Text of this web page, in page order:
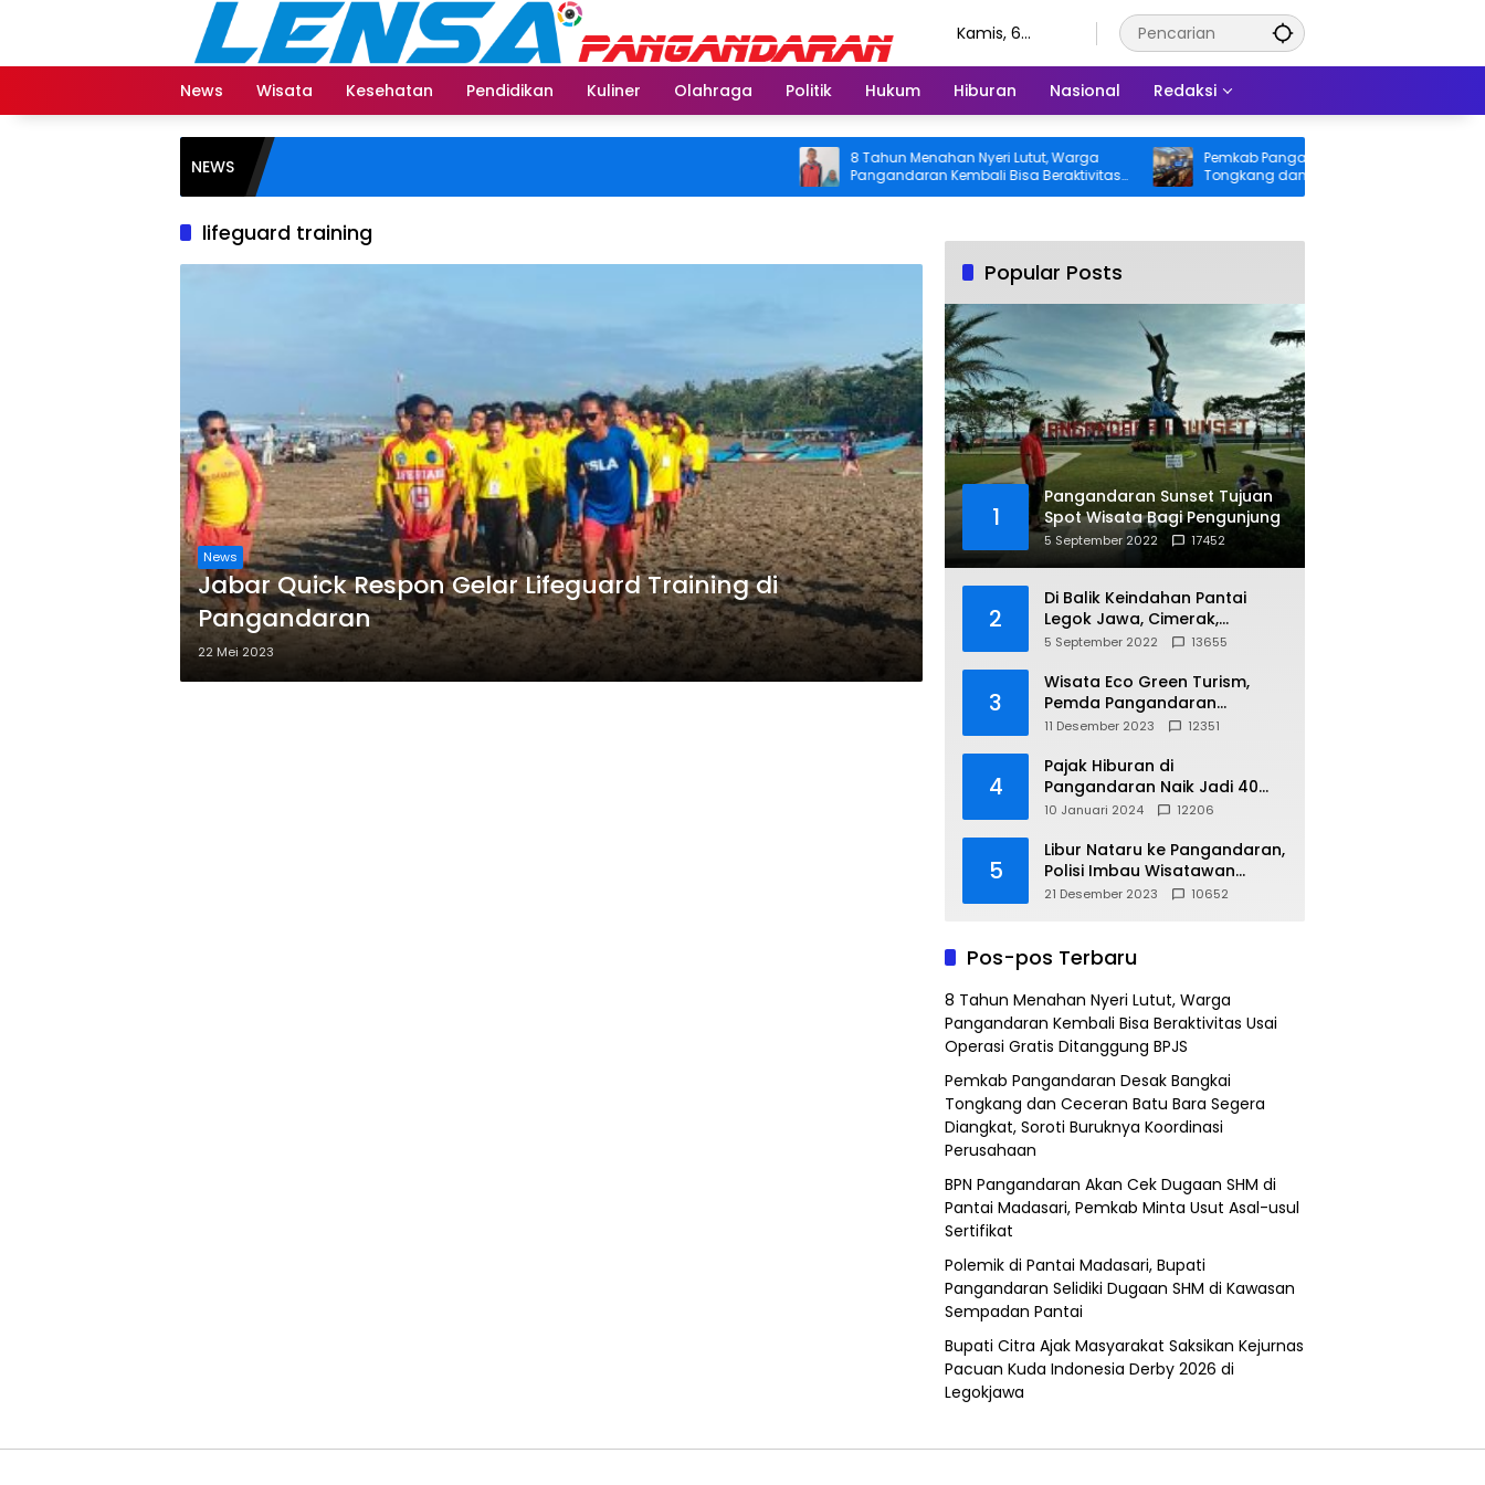
Kamis, 6
News
Wisata Kesehatan Pendidikan Kuliner Olahraga Politik Hukum Hiburan Nasional Redaksi
NEWS
8 Tahun Menahan Nyeri Lutut, Warga
Pangandaran Kembali Bisa Beraktivitas
Usai Operasi Gratis Ditanggung BPJS
Pemkab Pangandaran Desak Bangkai
Tongkang dan Ceceran Batu Bara
Segera Diangkat, Soroti Buruknya
lifeguard training
News
Jabar Quick Respon Gelar Lifeguard Training di
Pangandaran
22 Mei 2023
Popular Posts
1
Pangandaran Sunset Tujuan
Spot Wisata Bagi Pengunjung
5 September 2022 17452
2
Di Balik Keindahan Pantai
Legok Jawa, Cimerak,
Pangandaran
5 September 2022 13655
3
Wisata Eco Green Turism,
Pemda Pangandaran
Gandeng PLN
11 Desember 2023 12351
4
Pajak Hiburan di
Pangandaran Naik Jadi 40
Persen
10 Januari 2024 12206
5
Libur Nataru ke Pangandaran,
Polisi Imbau Wisatawan
Gunakan Jalur Arteri
21 Desember 2023 10652
Pos-pos Terbaru
8 Tahun Menahan Nyeri Lutut, Warga
Pangandaran Kembali Bisa Beraktivitas Usai
Operasi Gratis Ditanggung BPJS
Pemkab Pangandaran Desak Bangkai
Tongkang dan Ceceran Batu Bara Segera
Diangkat, Soroti Buruknya Koordinasi
Perusahaan
BPN Pangandaran Akan Cek Dugaan SHM di
Pantai Madasari, Pemkab Minta Usut Asal-usul
Sertifikat
Polemik di Pantai Madasari, Bupati
Pangandaran Selidiki Dugaan SHM di Kawasan
Sempadan Pantai
Bupati Citra Ajak Masyarakat Saksikan Kejurnas
Pacuan Kuda Indonesia Derby 2026 di
Legokjawa